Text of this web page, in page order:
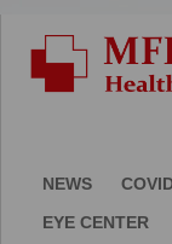
NEWS
EYE CENTER